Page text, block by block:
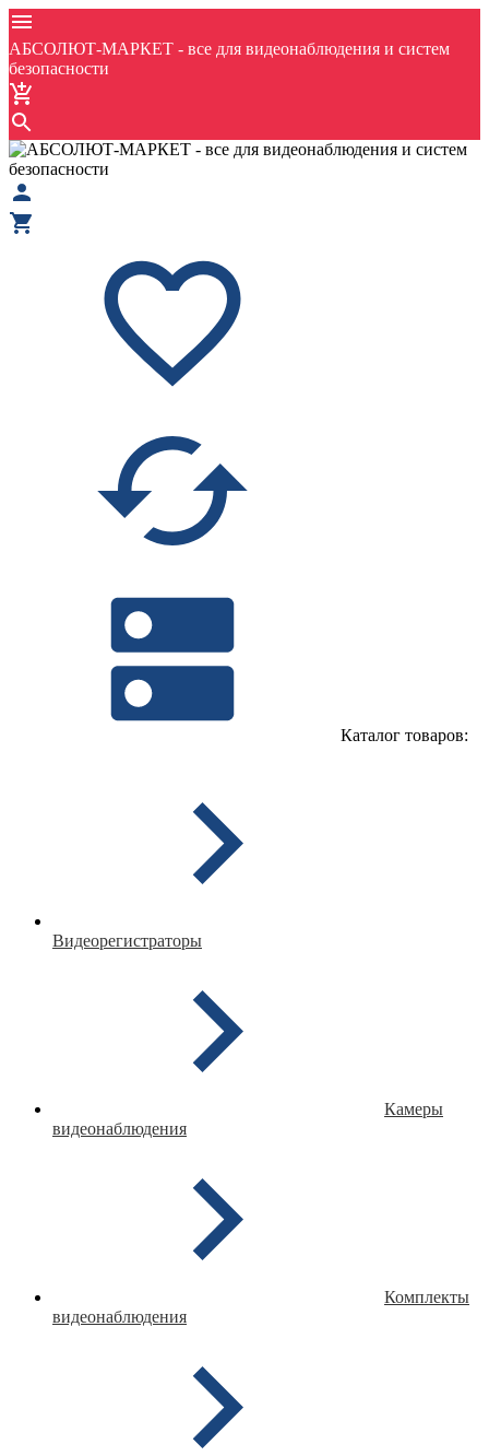
АБСОЛЮТ-МАРКЕТ - все для видеонаблюдения и систем
безопасности
Каталог товаров:
Видеорегистраторы
Камеры
видеонаблюдения
Комплекты
видеонаблюдения